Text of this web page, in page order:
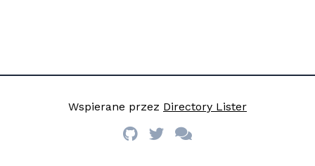
Wspierane przez Directory Lister